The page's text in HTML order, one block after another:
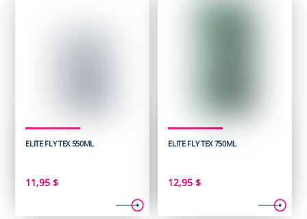
ELITE FLY TEX 550ML
11,95$
ELITE FLY TEX 750ML
12,95$